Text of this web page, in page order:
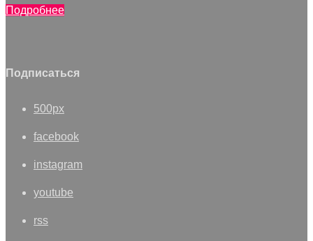
Подробнее
Подписаться
500px
facebook
instagram
youtube
rss